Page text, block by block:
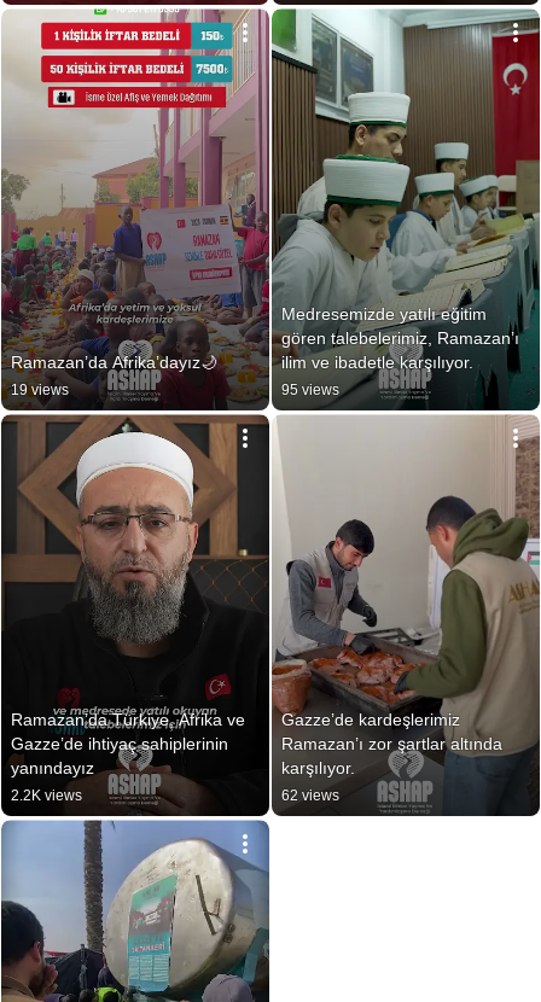
Ramazan’da Afrika’dayız🌙
19 views
Medresemizde yatılı eğitim
gören talebelerimiz, Ramazan’ı
ilim ve ibadetle karşılıyor.
95 views
Ramazan’da Türkiye, Afrika ve
Gazze’de ihtiyaç sahiplerinin
yanındayız
2.2K views
Gazze’de kardeşlerimiz
Ramazan’ı zor şartlar altında
karşılıyor.
62 views